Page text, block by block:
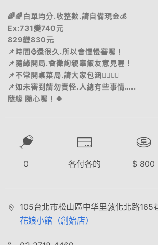
🌈🌈白單均分.收整數.請自備現金💰
Ex:731變740元
829變830元
📌時間⌚️還很久.所以會慢慢審喔！
📌隨緣開局.會徵詢親辜飯友意見喔！
📌不常開桌菜局.請大家包涵🙂‍↕️🙂‍↕️
📌如未審到請勿責怪.人總有些事情…..
隨緣 隨心喔！🍀
0 各付各的 $ 800
105台北市松山區中华里敦化北路165
花娘小館（創始店）